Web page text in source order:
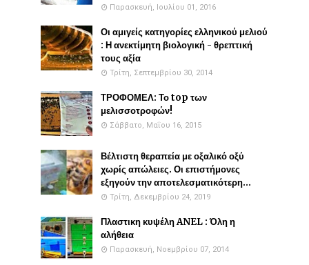
Παρασκευή, Ιουλίου 01, 2016
Οι αμιγείς κατηγορίες ελληνικού μελιού
: Η ανεκτίμητη βιολογική - θρεπτική
τους αξία
Τρίτη, Σεπτεμβρίου 30, 2014
ΤΡΟΦΟΜΕΛ: Το top των
μελισσοτροφών!
Σάββατο, Μαΐου 16, 2015
Βέλτιστη θεραπεία με οξαλικό οξύ
χωρίς απώλειες. Οι επιστήμονες
εξηγούν την αποτελεσματικότερη...
Τρίτη, Δεκεμβρίου 24, 2019
Πλαστικη κυψέλη ANEL : Όλη η
αλήθεια
Παρασκευή, Νοεμβρίου 07, 2014